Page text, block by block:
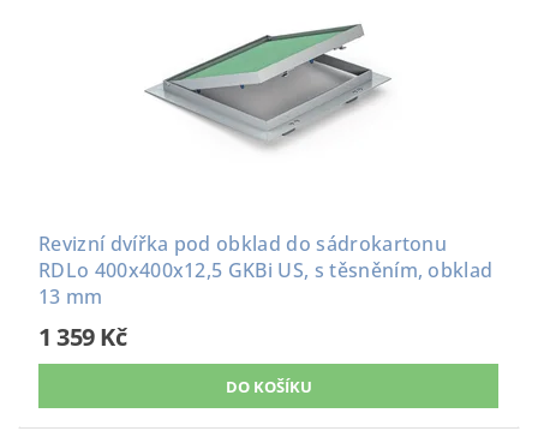
Revizní dvířka pod obklad do sádrokartonu
RDLo 400x400x12,5 GKBi US, s těsněním, obklad
13 mm
1 359 Kč